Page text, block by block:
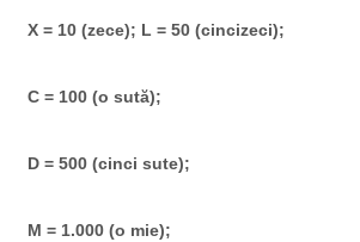
X = 10 (zece); L = 50 (cincizeci);
C = 100 (o sută);
D = 500 (cinci sute);
M = 1.000 (o mie);